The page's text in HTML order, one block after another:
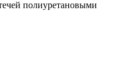
полиуретановыми